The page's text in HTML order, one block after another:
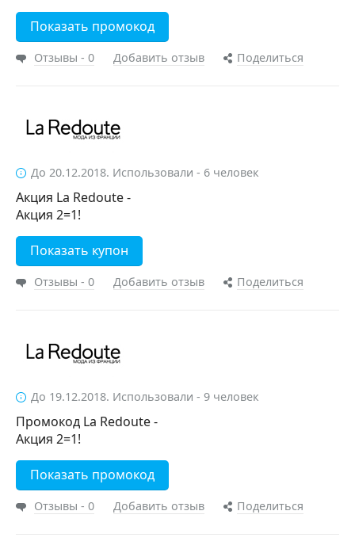
Показать промокод
Отзывы - 0 Добавить отзыв Поделиться
До 20.12.2018. Использовали - 6 человек
Акция La Redoute -
Акция 2=1!
Показать купон
Отзывы - 0 Добавить отзыв Поделиться
До 19.12.2018. Использовали - 9 человек
Промокод La Redoute -
Акция 2=1!
Показать промокод
Отзывы - 0 Добавить отзыв Поделиться